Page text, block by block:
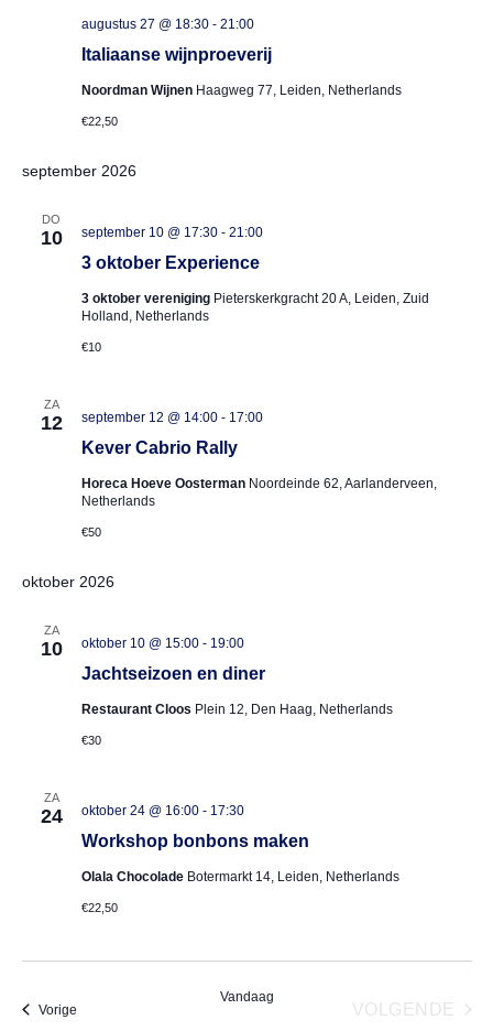
Italiaanse wijnproeverij
augustus 27 @ 18:30- 21:00
Noordman Wijnen Haagweg 77, Leiden, Netherlands
€22,50
september 2026
DO
10
3 oktober Experience
september 10 @ 17:30- 21:00
3 oktober vereniging Pieterskerkgracht 20 A, Leiden, Zuid
Holland, Netherlands
€10
ZA
12
Kever Cabrio Rally
september 12 @ 14:00- 17:00
Horeca Hoeve Oosterman Noordeinde 62, Aarlanderveen,
Netherlands
€50
oktober 2026
ZA
10
Jachtseizoen en diner
oktober 10 @ 15:00- 19:00
Restaurant Cloos Plein 12, Den Haag, Netherlands
€30
ZA
24
Workshop bonbons maken
oktober 24 @ 16:00- 17:30
Olala Chocolade Botermarkt 14, Leiden, Netherlands
€22,50
VorigeEvenementen
Vandaag
VOLGENDE